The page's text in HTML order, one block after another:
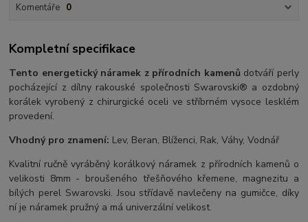
Komentáře 0
Kompletní specifikace
Tento energetický náramek z přírodních kamenů dotváří perly
pocházející z dílny rakouské společnosti Swarovski® a ozdobný
korálek vyrobený z chirurgické oceli ve stříbrném vysoce lesklém
provedení.
Vhodný pro znamení: Lev, Beran, Blíženci, Rak, Váhy, Vodnář
Kvalitní ručně vyráběný korálkový náramek z přírodních kamenů o
velikosti 8mm - broušeného třešňového křemene, magnezitu a
bílých perel Swarovski. Jsou střídavě navlečeny na gumičce, díky
ní je náramek pružný a má univerzální velikost.